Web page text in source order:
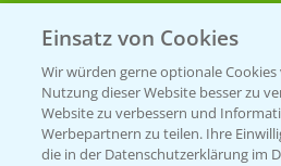
KONTAKT
Hilfe in Notfällen
T.+49 (0)214/30-
Einsatz von Cookies
Wir würden gerne optionale
Nutzung dieser Website besser zu
Website zu verbessern und
Werbepartnern zu teilen. Ihre
die in der Datenschutzerklärung im